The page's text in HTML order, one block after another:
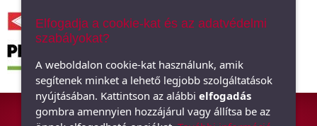
ÁSZF| Adatkezelési tájékoztató|Oldaltérkép
Elfogadja a cookie-kat és az adatvédelmi
szabályokat?
A weboldalon cookie-kat használunk, amik
segítenek minket a lehető legjobb szolgáltatások
nyújtásában. Kattintson az alábbi elfogadás
gombra amennyien hozzájárul vagy állítsa be az